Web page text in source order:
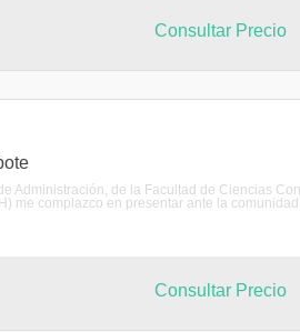
Consultar Precio
Administración, de la Facultad de Ciencias
me complazco en presentar ante la
Consultar Precio